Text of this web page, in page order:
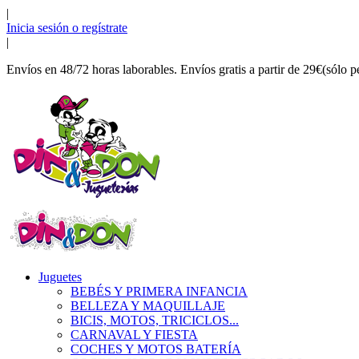
|
Inicia sesión o regístrate
|
Envíos en 48/72 horas laborables. Envíos gratis a partir de 29€(sólo
Juguetes
BEBÉS Y PRIMERA INFANCIA
BELLEZA Y MAQUILLAJE
BICIS, MOTOS, TRICICLOS...
CARNAVAL Y FIESTA
COCHES Y MOTOS BATERÍA